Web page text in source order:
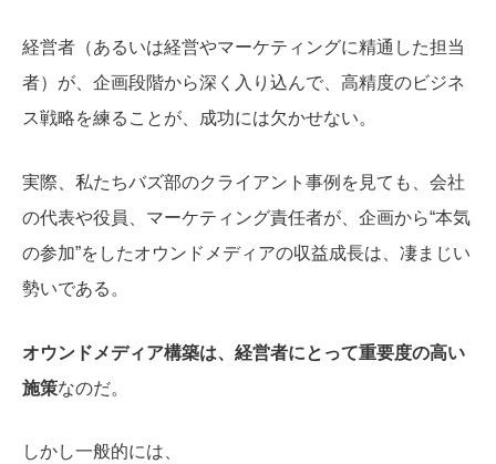
経営者（あるいは経営やマーケティングに精通した担当
者）が、企画段階から深く入り込んで、高精度のビジネ
ス戦略を練ることが、成功には欠かせない。
実際、私たちバズ部のクライアント事例を見ても、会社
の代表や役員、マーケティング責任者が、企画から“本気
の参加”をしたオウンドメディアの収益成長は、凄まじい
勢いである。
オウンドメディア構築は、経営者にとって重要度の高い
施策なのだ。
しかし一般的には、